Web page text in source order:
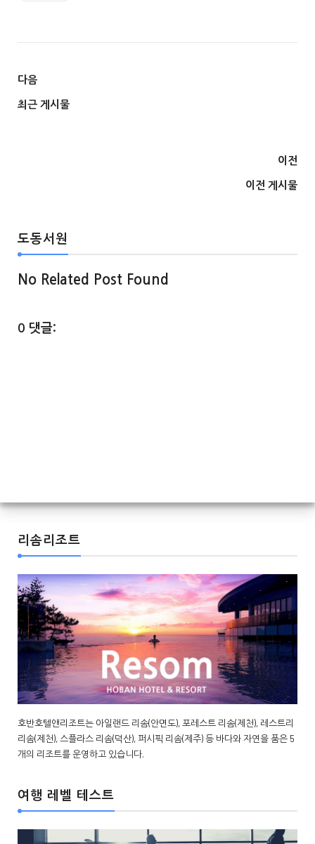
다음
최근 게시물
이전
이전 게시물
도동서원
No Related Post Found
0 댓글:
리솜리조트
호반호텔앤리조트는 아일랜드 리솜(안면도), 포레스트 리솜(제천), 레스트리
리솜(제천), 스플라스 리솜(덕산), 퍼시픽 리솜(제주) 등 바다와 자연을 품은 5
개의 리조트를 운영하고 있습니다.
여행 레벨 테스트